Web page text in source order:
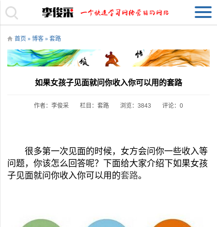
首页 » 博客 » 套路
如果女孩子见面就问你收入你可以用的套路
作者：李俊采 栏目： 套路 浏览：3843 评论：0
很多第一次见面的时候，女方会问你一些收入等
问题，你该怎么回答呢？下面给大家介绍下如果女孩
子见面就问你收入你可以用的套路。